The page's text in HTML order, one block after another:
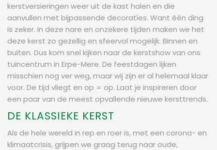
kerstversieringen weer uit de kast halen en die
aanvullen met bijpassende decoraties. Want één ding
is zeker. In deze nare en onzekere tijden maken we het
deze kerst zo gezellig en sfeervol mogelijk. Binnen en
buiten. Dus kom snel kijken naar de kerstshow van ons
tuincentrum in Erpe-Mere. De feestdagen lijken
misschien nog ver weg, maar wij zijn er al helemaal klaar
voor. De tijd vliegt en op = op. Laat je inspireren door
een paar van de meest opvallende nieuwe kersttrends.
DE KLASSIEKE KERST
Als de hele wereld in rep en roer is, met een corona- en
klimaatcrisis, grijpen we graag terug naar oude,